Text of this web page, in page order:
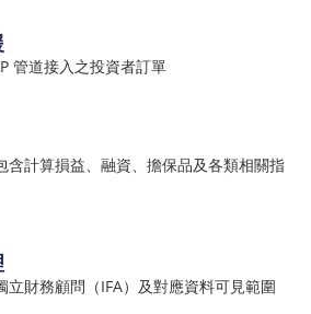
管道接入之投資者訂單
含計算損益、融資、擔保品及各類相關指
立財務顧問（IFA）及對應資料可見範圍